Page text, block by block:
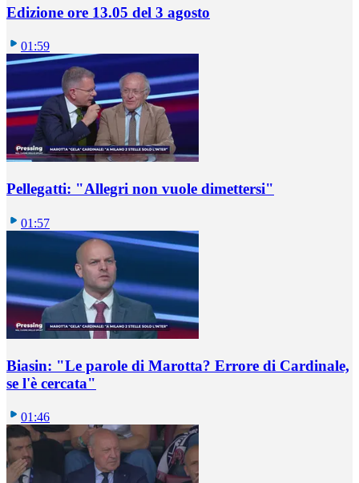
Edizione ore 13.05 del 3 agosto
01:59
Pellegatti: "Allegri non vuole dimettersi"
01:57
Biasin: "Le parole di Marotta? Errore di Cardinale,
se l'è cercata"
01:46